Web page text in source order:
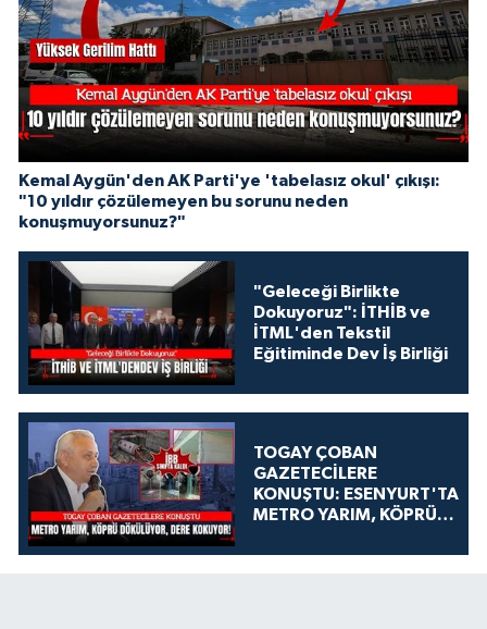
Kemal Aygün'den AK Parti'ye 'tabelasız okul' çıkışı:
"10 yıldır çözülemeyen bu sorunu neden
konuşmuyorsunuz?"
"Geleceği Birlikte
Dokuyoruz": İTHİB ve
İTML'den Tekstil
Eğitiminde Dev İş Birliği
TOGAY ÇOBAN
GAZETECİLERE
KONUŞTU: ESENYURT'TA
METRO YARIM, KÖPRÜ
KOKUYOR!